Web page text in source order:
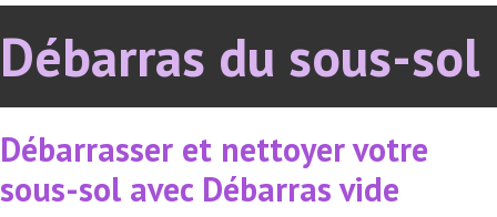
Débarras du sous-sol
Débarrasser et nettoyer votre
sous-sol avec Débarras vide